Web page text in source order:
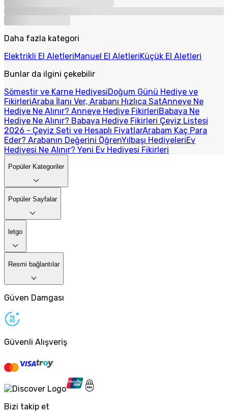
Daha fazla kategori
Elektrikli El AletleriManuel El AletleriKüçük El Aletleri
Bunlar da ilgini çekebilir
Sömestir ve Karne HediyesiDoğum Günü Hediye ve
FikirleriAraba İlanı Ver, Arabanı Hızlıca SatAnneye Ne
Hediye Ne Alınır? Anneye Hediye FikirleriBabaya Ne
Hediye Ne Alınır? Babaya Hediye Fikirleri Çeyiz Listesi
2026 - Çeyiz Seti ve Hesaplı FiyatlarArabam Kaç Para
Eder? Arabanın Değerini ÖğrenYılbaşı HediyeleriEv
Hediyesi Ne Alınır? Yeni Ev Hediyesi Fikirleri
Popüler Kategoriler
Popüler Sayfalar
letgo
Resmi bağlantılar
Güven Damgası
Güvenli Alışveriş
Bizi takip et